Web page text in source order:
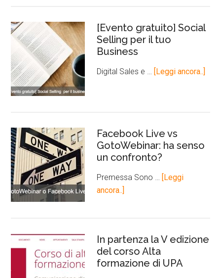
[Evento gratuito] Social
Selling per il tuo
Business
Digital Sales e … [Leggi ancora..]
Facebook Live vs
GotoWebinar: ha senso
un confronto?
Premessa Sono …
[Leggi
ancora..]
In partenza la V edizione
del corso Alta
formazione di UPA